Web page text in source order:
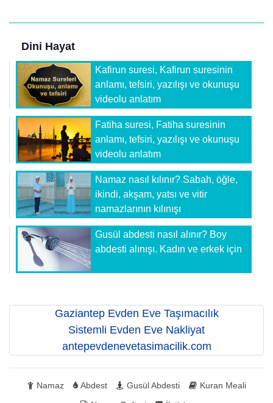
Dini Hayat
Kafirun suresi, Kafirun suresinin
anlamı, tefsiri, yazılışı ve okunuşu
videolu anlatım
Fatiha suresi, Fatiha suresinin
anlamı, tefsiri, yazılışı ve okunuşu
videolu anlatım
Namaz nasıl kılınır? Sabah, öğle,
ikindi, akşam, yatsı ve vitir
namazlarının kılınışı
Gusül abdesti nasıl alınır? Boy
abdesti alınışı. Kadın ve erkek için
Gaziantep Evden Eve Taşımacılık
Sistemli Evden Eve Nakliyat
antepevdenevetasimacilik.com
Namaz Abdest Gusül Abdesti
Kuran Meali